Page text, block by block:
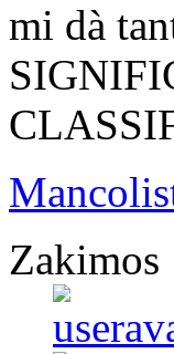
mi dà
Zakimos